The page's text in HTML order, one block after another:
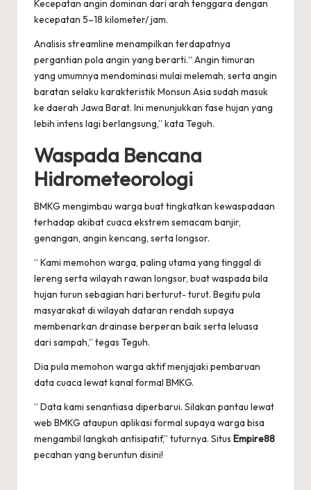
Kecepatan angin dominan dari arah tenggara dengan
kecepatan 5–18 kilometer/ jam.
Analisis streamline menampilkan terdapatnya
pergantian pola angin yang berarti.“ Angin timuran
yang umumnya mendominasi mulai melemah, serta angin
baratan selaku karakteristik Monsun Asia sudah masuk
ke daerah Jawa Barat. Ini menunjukkan fase hujan yang
lebih intens lagi berlangsung,” kata Teguh.
Waspada Bencana
Hidrometeorologi
BMKG mengimbau warga buat tingkatkan kewaspadaan
terhadap akibat cuaca ekstrem semacam banjir,
genangan, angin kencang, serta longsor.
“ Kami memohon warga, paling utama yang tinggal di
lereng serta wilayah rawan longsor, buat waspada bila
hujan turun sebagian hari berturut- turut. Begitu pula
masyarakat di wilayah dataran rendah supaya
membenarkan drainase berperan baik serta leluasa
dari sampah,” tegas Teguh.
Dia pula memohon warga aktif menjajaki pembaruan
data cuaca lewat kanal formal BMKG.
“ Data kami senantiasa diperbarui. Silakan pantau lewat
web BMKG ataupun aplikasi formal supaya warga bisa
mengambil langkah antisipatif,” tuturnya. Situs Empire88
pecahan yang beruntun disini!